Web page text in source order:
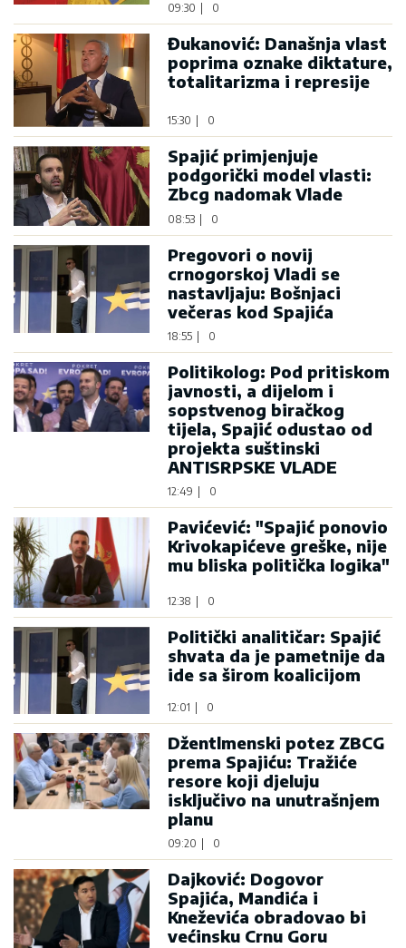
09:30 0
Đukanović: Današnja vlast
poprima oznake diktature,
totalitarizma i represije
15:30 0
Spajić primjenjuje
podgorički model vlasti:
Zbcg nadomak Vlade
08:53 0
Pregovori o novij
crnogorskoj Vladi se
nastavljaju: Bošnjaci
večeras kod Spajića
18:55 0
Politikolog: Pod pritiskom
javnosti, a dijelom i
sopstvenog biračkog
tijela, Spajić odustao od
projekta suštinski
ANTISRPSKE VLADE
12:49 0
Pavićević: "Spajić ponovio
Krivokapićeve greške, nije
mu bliska politička logika"
12:38 0
Politički analitičar: Spajić
shvata da je pametnije da
ide sa širom koalicijom
12:01 0
Džentlmenski potez ZBCG
prema Spajiću: Tražiće
resore koji djeluju
isključivo na unutrašnjem
planu
09:20 0
Dajković: Dogovor
Spajića, Mandića i
Kneževića obradovao bi
većinsku Crnu Goru